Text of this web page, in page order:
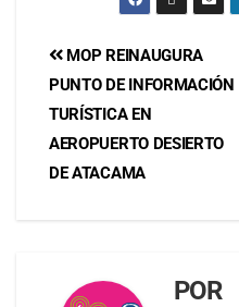
MOP REINAUGURA
PUNTO DE INFORMACIÓN
TURÍSTICA EN
AEROPUERTO DESIERTO
DE ATACAMA
POR